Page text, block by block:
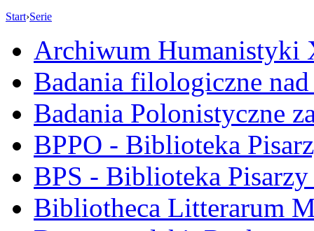
Start›Serie
Archiwum Humanistyki
Badania filologiczne
Badania Polonistyczne
BPPO - Biblioteka
BPS - Biblioteka
Bibliotheca Litterarum